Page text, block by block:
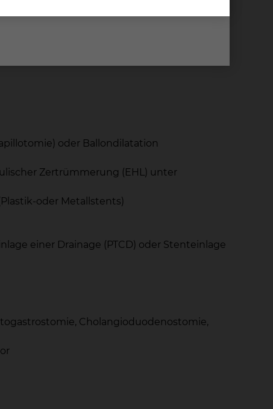
oder Ballondilatation
Zertrümmerung (EHL) unter
oder Metallstents)
einer Drainage (PTCD) oder Stenteinlage
Cholangioduodenostomie,